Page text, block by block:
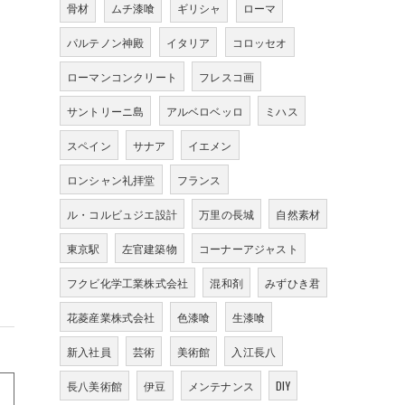
骨材 ムチ漆喰 ギリシャ ローマ
パルテノン神殿 イタリア コロッセオ
ローマンコンクリート フレスコ画
サントリーニ島 アルベロベッロ ミハス
スペイン サナア イエメン
ロンシャン礼拝堂 フランス
ル・コルビュジエ設計 万里の長城 自然素材
東京駅 左官建築物 コーナーアジャスト
フクビ化学工業株式会社 混和剤 みずひき君
花菱産業株式会社 色漆喰 生漆喰
新入社員 芸術 美術館 入江長八
長八美術館 伊豆 メンテナンス DIY